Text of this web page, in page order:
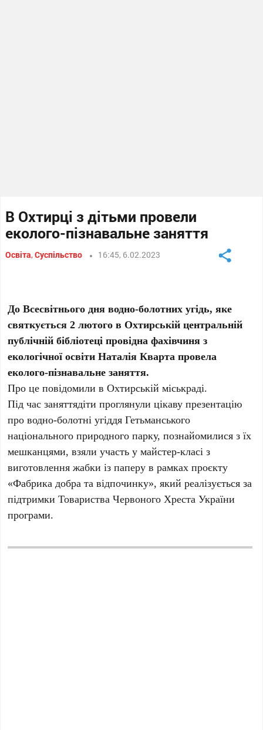
В Охтирці з дітьми провели
еколого-пізнавальне заняття
Освіта,Суспільство 16:45, 6.02.2023
До Всесвітнього дня водно-болотних угідь, яке
святкується 2 лютого в Охтирській центральній
публічній бібліотеці провідна фахівчиня з
екологічної освіти Наталія Кварта провела
еколого-пізнавальне заняття.
Про це повідомили в Охтирській міськраді.
Під час заняттядіти проглянули цікаву презентацію
про водно-болотні угіддя Гетьманського
національного природного парку, познайомилися з їх
мешканцями, взяли участь у майстер-класі з
виготовлення жабки із паперу в рамках проєкту
«Фабрика добра та відпочинку», який реалізується за
підтримки Товариства Червоного Хреста України
програми.